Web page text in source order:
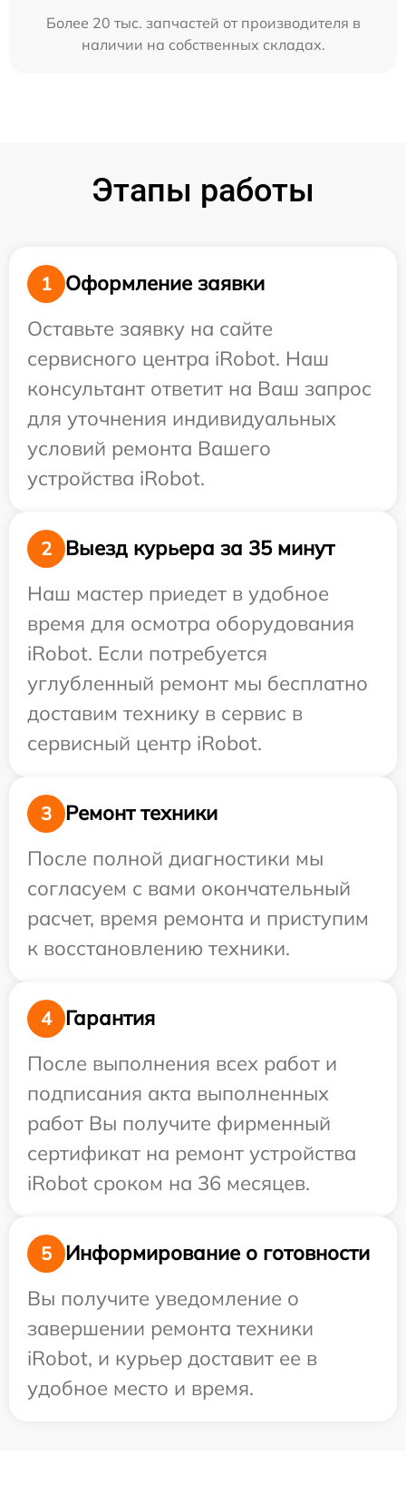
Более 20 тыс. запчастей от производителя в
наличии на собственных складах.
Этапы работы
1
Оформление заявки
Оставьте заявку на сайте
сервисного центра iRobot. Наш
консультант ответит на Ваш запрос
для уточнения индивидуальных
условий ремонта Вашего
устройства iRobot.
2
Выезд курьера за 35 минут
Наш мастер приедет в удобное
время для осмотра оборудования
iRobot. Если потребуется
углубленный ремонт мы бесплатно
доставим технику в сервис в
сервисный центр iRobot.
3
Ремонт техники
После полной диагностики мы
согласуем с вами окончательный
расчет, время ремонта и приступим
к восстановлению техники.
4
Гарантия
После выполнения всех работ и
подписания акта выполненных
работ Вы получите фирменный
сертификат на ремонт устройства
iRobot сроком на 36 месяцев.
5
Информирование о готовности
Вы получите уведомление о
завершении ремонта техники
iRobot, и курьер доставит ее в
удобное место и время.